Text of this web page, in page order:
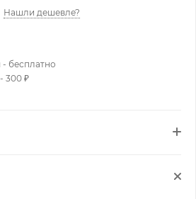
Нашли дешевле?
бесплатно
300 ₽